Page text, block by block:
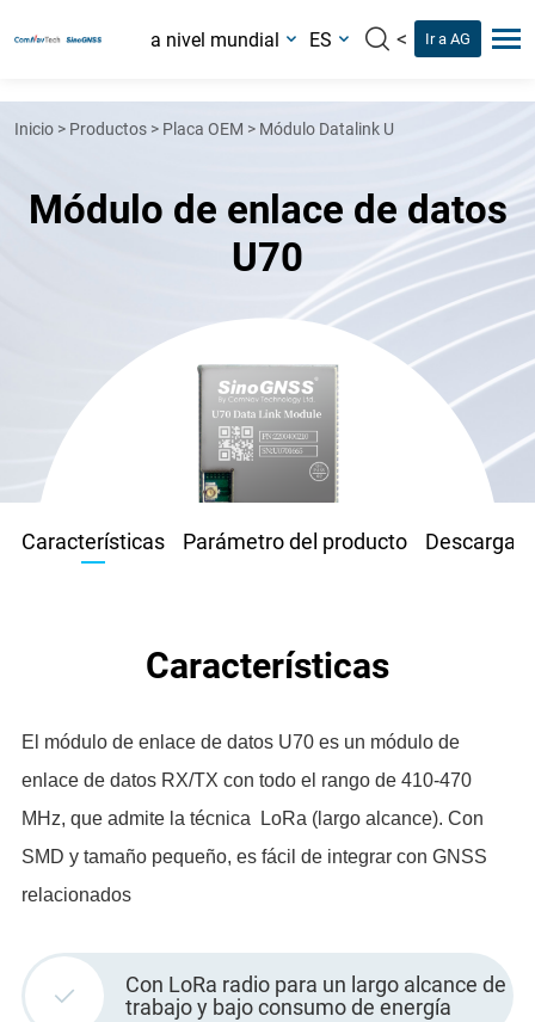
a nivel mundial ES < Ir a AG
Inicio > Productos > Placa OEM > Módulo Datalink U
Módulo de enlace de datos
U70
Características Parámetro del producto Descargar
Características
El módulo de enlace de datos U70 es un módulo de
enlace de datos RX/TX con todo el rango de 410-470
MHz, que admite la técnica LoRa (largo alcance). Con
SMD y tamaño pequeño, es fácil de integrar con GNSS
relacionados
Con LoRa radio para un largo alcance de
trabajo y bajo consumo de energía